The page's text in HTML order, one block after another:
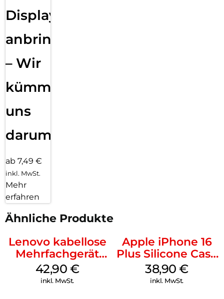
Displayfolie
anbringen
– Wir
kümmern
uns
darum!
ab 7,49 €
inkl. MwSt.
Mehr
erfahren
Ähnliche Produkte
Lenovo kabellose
Mehrfachgerät
Luna Grey
42,90 €
inkl. MwSt.
Apple iPhone 16
Plus Silicone Case
MagSafe Denim
38,90€
inkl. MwSt.